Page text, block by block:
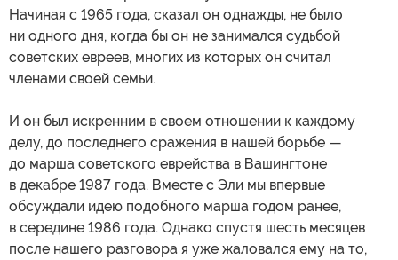
Начиная с 1965 года, сказал он однажды, не было
ни одного дня, когда бы он не занимался судьбой
советских евреев, многих из которых он считал
членами своей семьи.
И он был искренним в своем отношении к каждому
делу, до последнего сражения в нашей борьбе —
до марша советского еврейства в Вашингтоне
в декабре 1987 года. Вместе с Эли мы впервые
обсуждали идею подобного марша годом ранее,
в середине 1986 года. Однако спустя шесть месяцев
после нашего разговора я уже жаловался ему на то,